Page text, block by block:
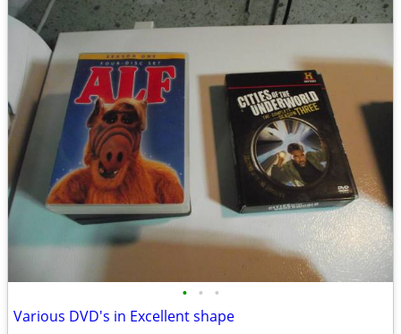
• • •
Various DVD's in Excellent shape